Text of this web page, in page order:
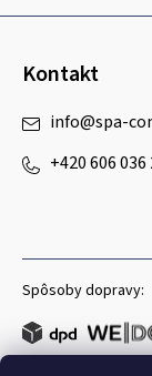
Kontakt
info@spa-
+420 606 036
Spôsoby dopravy: